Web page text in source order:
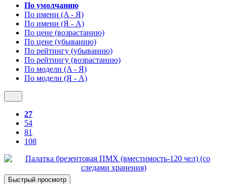
По умолчанию
По имени (A - Я)
По имени (Я - A)
По цене (возрастанию)
По цене (убыванию)
По рейтингу (убыванию)
По рейтингу (возрастанию)
По модели (A - Я)
По модели (Я - A)
27
54
81
108
Быстрый просмотр